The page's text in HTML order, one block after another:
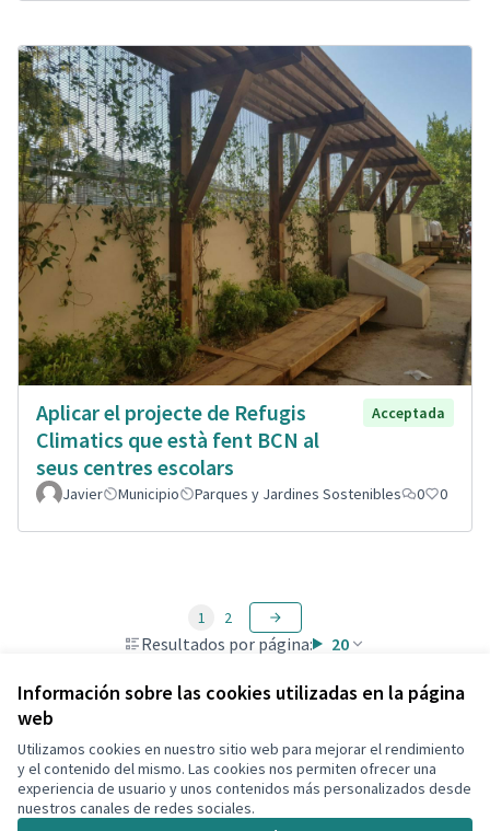
Información sobre las cookies utilizadas en la página
web
Utilizamos cookies en nuestro sitio web para mejorar el rendimiento
y el contenido del mismo. Las cookies nos permiten ofrecer una
experiencia de usuario y unos contenidos más personalizados desde
nuestros canales de redes sociales.
Aplicar el projecte de Refugis
Climatics que està fent BCN al
seus centres escolars
Acceptada
Javier Municipio Parques y Jardines Sostenibles 0 0
Resultados por página: 20
1 2
Términos y condiciones de uso
Configuración de cookies
Decidim Calafell en X
(Enlace externo)
Decidim Calafell en Facebook
Decidim Calafell en YouTube
Decidim Calafell en GitHub